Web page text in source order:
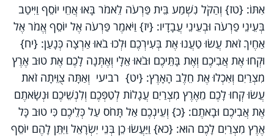
אִתּוֹ: {טז} וְהַקֹּל נִשְׁמַע בֵּית פַּרְעֹה לֵאמֹר בָּאוּ אֲחֵי יוֹסֵף וַיִּיטַב
בְּעֵינֵי פַרְעֹה וּבְעֵינֵי עֲבָדָיו: {יז} וַיֹּאמֶר פַּרְעֹה אֶל יוֹסֵף אֱמֹר אֶל
אַחֶיךָ זֹאת עֲשׂוּ טַעֲנוּ אֶת בְּעִירְכֶם וּלְכוּ בֹאוּ אַרְצָה כְּנָעַן: {יח}
וּקְחוּ אֶת אֲבִיכֶם וְאֶת בָּתֵּיכֶם וּבֹאוּ אֵלָי וְאֶתְּנָה לָכֶם אֶת טוּב אֶרֶץ
מִצְרַיִם וְאִכְלוּ אֶת חֵלֶב הָאָרֶץ: {יט} רביעי וְאַתָּה צֻוֵּיתָה זֹאת
עֲשׂוּ קְחוּ לָכֶם מֵאֶרֶץ מִצְרַיִם עֲגָלוֹת לְטַפְּכֶם וְלִנְשֵׁיכֶם וּנְשָׂאתֶם
אֶת אֲבִיכֶם וּבָאתֶם: {כ} וְעֵינְכֶם אַל תָּחֹס עַל כְּלֵיכֶם כִּי טוּב כָּל
אֶרֶץ מִצְרַיִם לָכֶם הוּא: {כא} וַיַּעֲשׂוּ כֵן בְּנֵי יִשְׂרָאֵל וַיִּתֵּן לָהֶם יוֹסֵף